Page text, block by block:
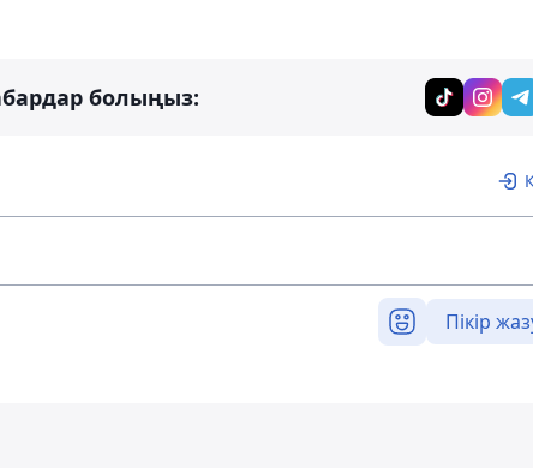
болыңыз:
Пікір